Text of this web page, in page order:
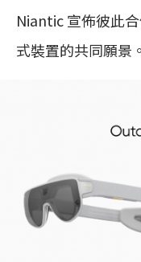
Niantic 宣佈彼此
式裝置的共同願景。